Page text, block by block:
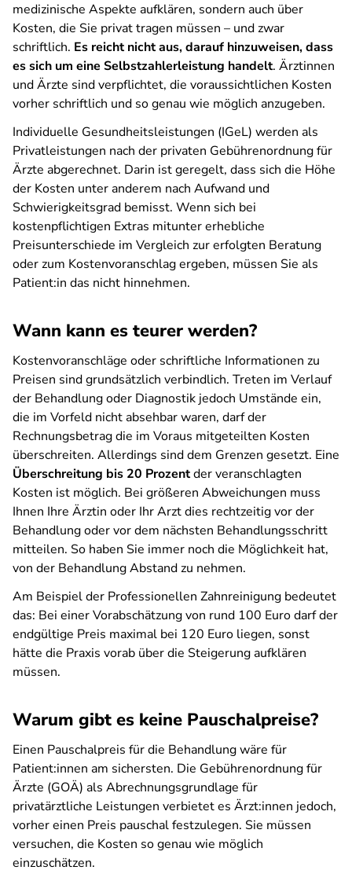
medizinische Aspekte aufklären, sondern auch über
Kosten, die Sie privat tragen müssen – und zwar
schriftlich. Es reicht nicht aus, darauf hinzuweisen, dass
es sich um eine Selbstzahlerleistung handelt. Ärztinnen
und Ärzte sind verpflichtet, die voraussichtlichen Kosten
vorher schriftlich und so genau wie möglich anzugeben.
Individuelle Gesundheitsleistungen (IGeL) werden als
Privatleistungen nach der privaten Gebührenordnung für
Ärzte abgerechnet. Darin ist geregelt, dass sich die Höhe
der Kosten unter anderem nach Aufwand und
Schwierigkeitsgrad bemisst. Wenn sich bei
kostenpflichtigen Extras mitunter erhebliche
Preisunterschiede im Vergleich zur erfolgten Beratung
oder zum Kostenvoranschlag ergeben, müssen Sie als
Patient:in das nicht hinnehmen.
Wann kann es teurer werden?
Kostenvoranschläge oder schriftliche Informationen zu
Preisen sind grundsätzlich verbindlich. Treten im Verlauf
der Behandlung oder Diagnostik jedoch Umstände ein,
die im Vorfeld nicht absehbar waren, darf der
Rechnungsbetrag die im Voraus mitgeteilten Kosten
überschreiten. Allerdings sind dem Grenzen gesetzt. Eine
Überschreitung bis 20 Prozentder veranschlagten
Kosten ist möglich. Bei größeren Abweichungen muss
Ihnen Ihre Ärztin oder Ihr Arzt dies rechtzeitig vor der
Behandlung oder vor dem nächsten Behandlungsschritt
mitteilen. So haben Sie immer noch die Möglichkeit hat,
von der Behandlung Abstand zu nehmen.
Am Beispiel der Professionellen Zahnreinigung bedeutet
das: Bei einer Vorabschätzung von rund 100 Euro darf der
endgültige Preis maximal bei 120 Euro liegen, sonst
hätte die Praxis vorab über die Steigerung aufklären
müssen.
Warum gibt es keine Pauschalpreise?
Einen Pauschalpreis für die Behandlung wäre für
Patient:innen am sichersten. Die Gebührenordnung für
Ärzte (GOÄ) als Abrechnungsgrundlage für
privatärztliche Leistungen verbietet es Ärzt:innen jedoch,
vorher einen Preis pauschal festzulegen. Sie müssen
versuchen, die Kosten so genau wie möglich
einzuschätzen.